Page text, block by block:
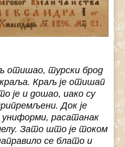
отишао, турски брод
краља. Краљ је отишап
је и дошао, иако су
Док је
униформи, расатанак
Зато што је током
се блато и